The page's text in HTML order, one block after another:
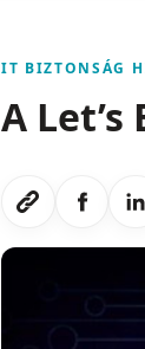
IT BIZTONSÁG
A
Link masolasa